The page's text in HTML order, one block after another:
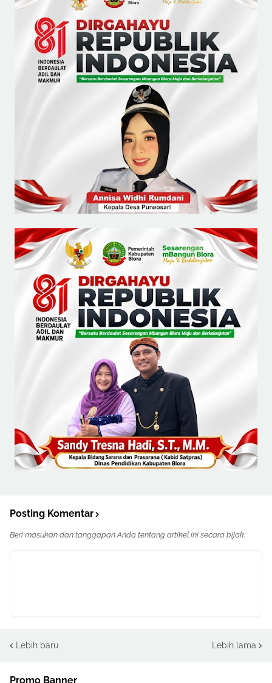
Posting Komentar
Beri masukan dan tanggapan Anda tentang artikel ini secara bijak.
Lebih baru Lebih lama
Promo Banner